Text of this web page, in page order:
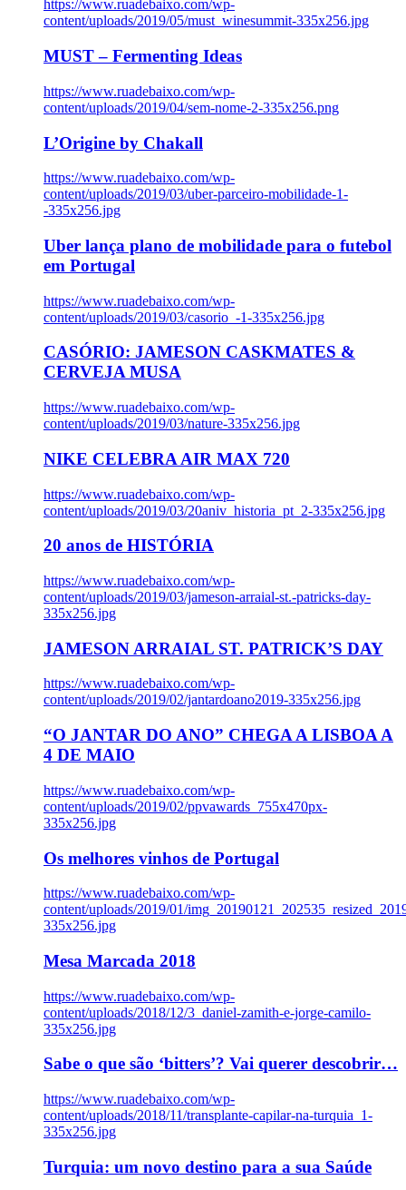
https://www.ruadebaixo.com/wp-
content/uploads/2019/05/must_winesummit-335x256.jpg
MUST – Fermenting Ideas
https://www.ruadebaixo.com/wp-
content/uploads/2019/04/sem-nome-2-335x256.png
L’Origine by Chakall
https://www.ruadebaixo.com/wp-
content/uploads/2019/03/uber-parceiro-mobilidade-1-
-335x256.jpg
Uber lança plano de mobilidade para o futebol
em Portugal
https://www.ruadebaixo.com/wp-
content/uploads/2019/03/casorio_-1-335x256.jpg
CASÓRIO: JAMESON CASKMATES &
CERVEJA MUSA
https://www.ruadebaixo.com/wp-
content/uploads/2019/03/nature-335x256.jpg
NIKE CELEBRA AIR MAX 720
https://www.ruadebaixo.com/wp-
content/uploads/2019/03/20aniv_historia_pt_2-335x256.jpg
20 anos de HISTÓRIA
https://www.ruadebaixo.com/wp-
content/uploads/2019/03/jameson-arraial-st.-patricks-day-
335x256.jpg
JAMESON ARRAIAL ST. PATRICK’S DAY
https://www.ruadebaixo.com/wp-
content/uploads/2019/02/jantardoano2019-335x256.jpg
“O JANTAR DO ANO” CHEGA A LISBOA A
4 DE MAIO
https://www.ruadebaixo.com/wp-
content/uploads/2019/02/ppvawards_755x470px-
335x256.jpg
Os melhores vinhos de Portugal
https://www.ruadebaixo.com/wp-
content/uploads/2019/01/
335x256.jpg
Mesa Marcada 2018
https://www.ruadebaixo.com/wp-
content/uploads/2018/12/3_daniel-zamith-e-jorge-camilo-
335x256.jpg
Sabe o que são ‘bitters’? Vai querer descobrir…
https://www.ruadebaixo.com/wp-
content/uploads/2018/11/transplante-capilar-na-turquia_1-
335x256.jpg
Turquia: um novo destino para a sua Saúde